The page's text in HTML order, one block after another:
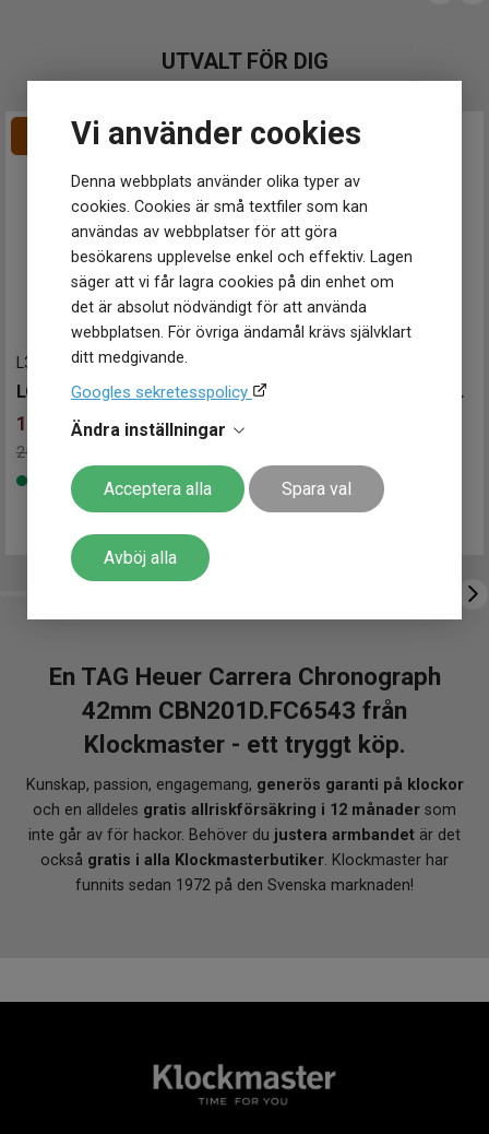
Vi använder cookies
Denna webbplats använder olika typer av
cookies. Cookies är små textfiler som kan
användas av webbplatser för att göra
besökarens upplevelse enkel och effektiv. Lagen
säger att vi får lagra cookies på din enhet om
det är absolut nödvändigt för att använda
webbplatsen. För övriga ändamål krävs självklart
ditt medgivande.
Googles sekretesspolicy
Ändra inställningar
Acceptera alla Spara val
Avböj alla
Ja
UTVALT FÖR DIG
L37174969-42 mm
LONGINES Conquest V.H.P
16 500 kr
20 700 kr
Finns i lager
TISSOT Chrono XL Classic 45mm
En TAG Heuer Carrera Chronograph
42mm CBN201D.FC6543 från
Klockmaster - ett tryggt köp.
Kunskap, passion, engagemang, generös garanti på klockor
och en alldeles gratis allriskförsäkring i 12 månader som
inte går av för hackor. Behöver du justera armbandet är det
också gratis i alla Klockmasterbutiker. Klockmaster har
funnits sedan 1972 på den Svenska marknaden!